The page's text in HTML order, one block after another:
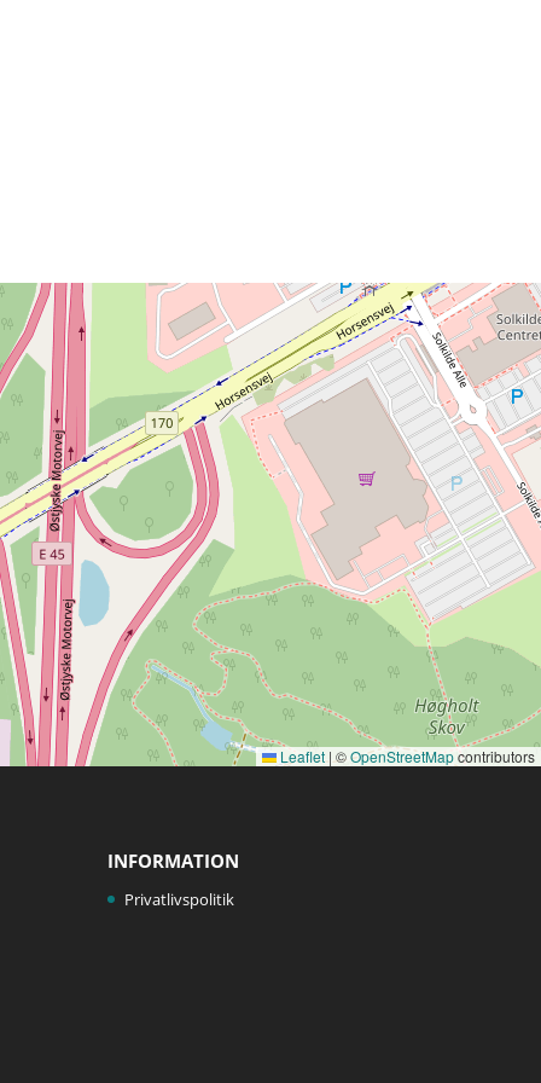
Leaflet | ©OpenStreetMapcontributors
INFORMATION
Privatlivspolitik